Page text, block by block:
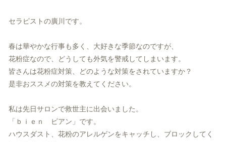
セラピストの廣川です。
春は華やかな行事も多く、大好きな季節なのですが、
花粉症なので、どうしても外気を警戒してしまいます。
皆さんは花粉症対策、どのような対策をされていますか？
是非おススメの対策を教えてください。
私は先日サロンで救世主に出会いました。
「ｂｉｅｎ ビアン」です。
ハウスダスト、花粉のアレルゲンをキャッチし、ブロックしてく